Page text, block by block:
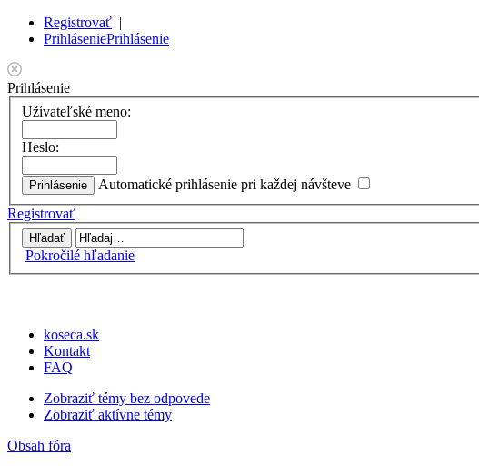
Registrovať |
PrihláseniePrihlásenie
Prihlásenie
Užívateľské meno:
Heslo:
Automatické prihlásenie pri každej návšteve
Registrovať
Pokročilé hľadanie
koseca.sk
Kontakt
FAQ
Zobraziť témy bez odpovede
Zobraziť aktívne témy
Obsah fóra